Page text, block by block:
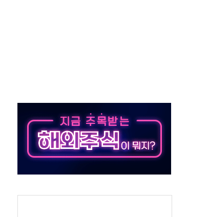
품 효과에 실적 호조
국인 매도에 6258.77